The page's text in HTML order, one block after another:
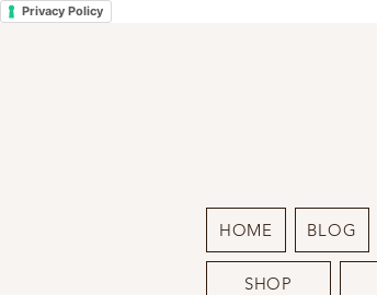
Privacy Policy
HOME BLOG
SHOP